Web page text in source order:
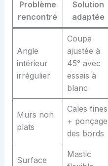
Problème
rencontré
Solution
adaptée
Angle
intérieur
irrégulier
Coupe
ajustée à
45° avec
essais à
blanc
Murs non
plats
Cales fines
+ ponçage
des bords
Surface
Mastic